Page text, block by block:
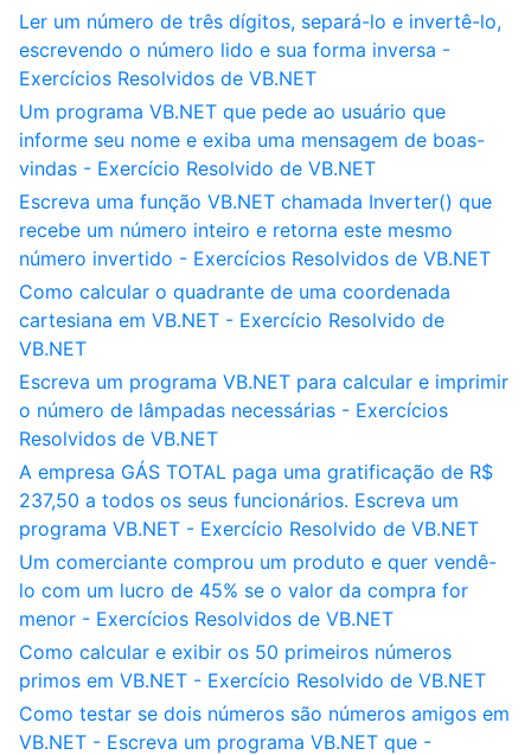
Ler um número de três dígitos, separá-lo e invertê-lo,
escrevendo o número lido e sua forma inversa -
Exercícios Resolvidos de VB.NET
Um programa VB.NET que pede ao usuário que
informe seu nome e exiba uma mensagem de boas-
vindas - Exercício Resolvido de VB.NET
Escreva uma função VB.NET chamada Inverter() que
recebe um número inteiro e retorna este mesmo
número invertido - Exercícios Resolvidos de VB.NET
Como calcular o quadrante de uma coordenada
cartesiana em VB.NET - Exercício Resolvido de
VB.NET
Escreva um programa VB.NET para calcular e imprimir
o número de lâmpadas necessárias - Exercícios
Resolvidos de VB.NET
A empresa GÁS TOTAL paga uma gratificação de R$
237,50 a todos os seus funcionários. Escreva um
programa VB.NET - Exercício Resolvido de VB.NET
Um comerciante comprou um produto e quer vendê-
lo com um lucro de 45% se o valor da compra for
menor - Exercícios Resolvidos de VB.NET
Como calcular e exibir os 50 primeiros números
primos em VB.NET - Exercício Resolvido de VB.NET
Como testar se dois números são números amigos em
VB.NET - Escreva um programa VB.NET que -